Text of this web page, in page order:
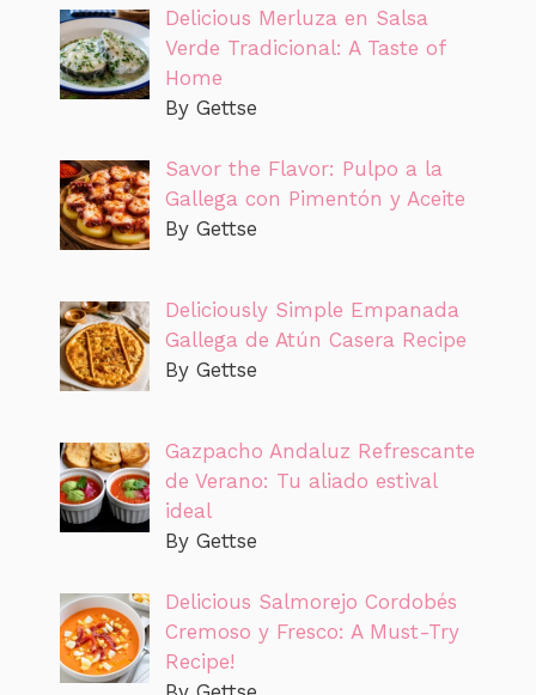
Delicious Merluza en Salsa
Verde Tradicional: A Taste of
Home
By Gettse
Savor the Flavor: Pulpo a la
Gallega con Pimentón y Aceite
By Gettse
Deliciously Simple Empanada
Gallega de Atún Casera Recipe
By Gettse
Gazpacho Andaluz Refrescante
de Verano: Tu aliado estival
ideal
By Gettse
Delicious Salmorejo Cordobés
Cremoso y Fresco: A Must-Try
Recipe!